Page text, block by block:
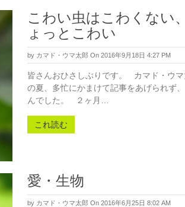
こわい虫はこわくない
ょっとこわい
by カマド・ウマ太郎 On 2016年9月18日 4:27 PM
皆さんおひさしぶりです。 カマド・ウ
の夏、多忙にかまけて記事をあげられず
んでした。 ２ヶ月…
これ読む
愛・生物
by カマド・ウマ太郎 On 2016年6月25日 8:02 AM